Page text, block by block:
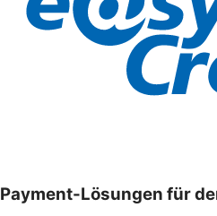
Payment-Lösungen für